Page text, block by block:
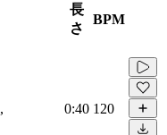
長
さ
BPM
0:40 120